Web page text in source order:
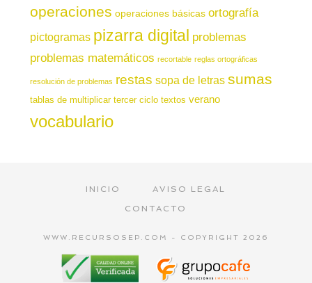
operaciones operaciones básicas ortografía
pictogramas pizarra digital problemas
problemas matemáticos recortable reglas ortográficas
resolución de problemas restas sopa de letras sumas
tablas de multiplicar tercer ciclo textos verano
vocabulario
INICIO
AVISO LEGAL
CONTACTO
WWW.RECURSOSEP.COM - COPYRIGHT 2026